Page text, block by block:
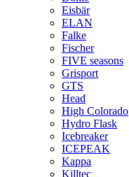
Eisbär
ELAN
Falke
Fischer
FIVE seasons
Grisport
GTS
Head
High Colorado
Hydro Flask
Icebreaker
ICEPEAK
Kappa
Killtec